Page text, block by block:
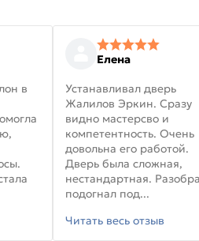
в
Елена
Устанавливал дверь
Жалилов Эркин. Сразу
видно мастерсво и
компетентность. Очень
довольна его работой.
Дверь была сложная,
нестандартная.
подогнал под...
Читать весь отзыв